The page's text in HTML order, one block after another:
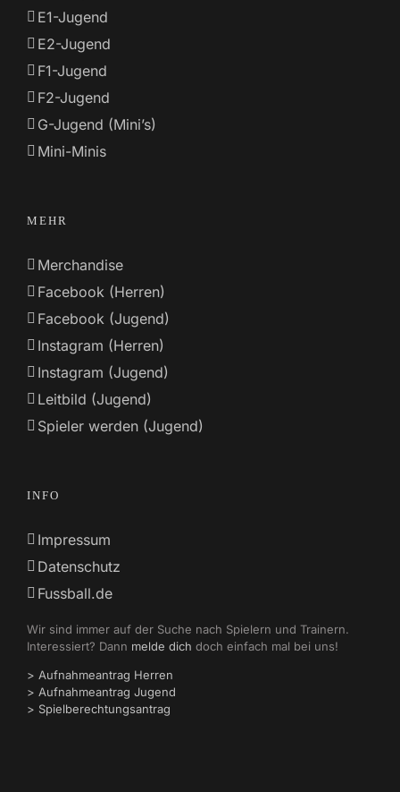
E1-Jugend
E2-Jugend
F1-Jugend
F2-Jugend
G-Jugend (Mini’s)
Mini-Minis
MEHR
Merchandise
Facebook (Herren)
Facebook (Jugend)
Instagram (Herren)
Instagram (Jugend)
Leitbild (Jugend)
Spieler werden (Jugend)
INFO
Impressum
Datenschutz
Fussball.de
Wir sind immer auf der Suche nach Spielern und Trainern.
Interessiert? Dann melde dich doch einfach mal bei uns!
> Aufnahmeantrag Herren
> Aufnahmeantrag Jugend
> Spielberechtungsantrag